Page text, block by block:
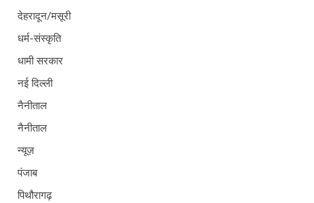
देहरादून/मसूरी
धर्म-संस्कृति
धामी सरकार
नई दिल्ली
नैनीताल
नैनीताल
न्यूज़
पंजाब
पिथौरागढ़